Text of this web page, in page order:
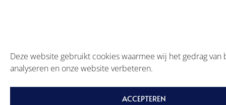
Deze website gebruikt cookies waarmee wij het gedrag van
analyseren en onze website verbeteren.
ACCEPTEREN